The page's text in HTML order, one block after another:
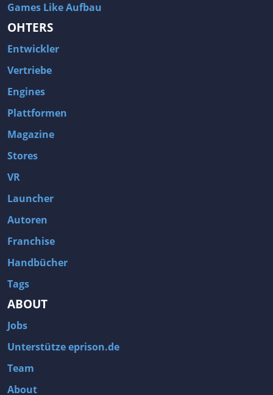
Games Like Aufbau
OHTERS
Entwickler
Vertriebe
Engines
Plattformen
Magazine
Stores
VR
Launcher
Autoren
Franchise
Handbücher
Tags
ABOUT
Jobs
Unterstütze eprison.de
Team
About